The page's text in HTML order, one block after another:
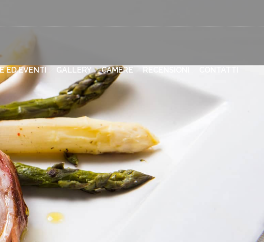
ED EVENTI GALLERY CAMERE RECENSIONI